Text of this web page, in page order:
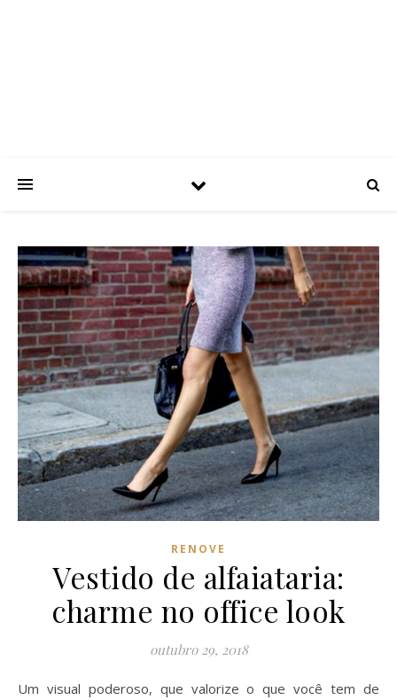
RENOVE
Vestido de alfaiataria:
charme no office look
outubro 29, 2018
Um visual poderoso, que valorize o que você tem de